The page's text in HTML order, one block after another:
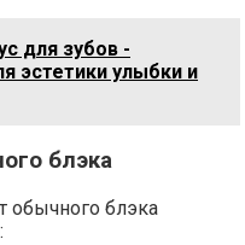
для зубов -
эстетики улыбки и
блэка
обычного блэка